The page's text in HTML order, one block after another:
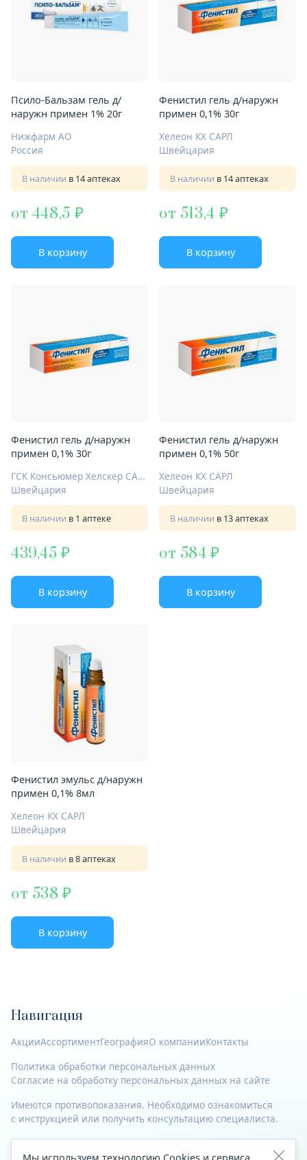
Псило-Бальзам гель д/
наружн примен 1% 20г
Нижфарм АО
Россия
В наличии в 14 аптеках
от 448,5
В корзину
Фенистил гель д/наружн
примен 0,1% 30г
Хелеон КХ САРЛ
Швейцария
В наличии в 14 аптеках
от 513,4
В корзину
Фенистил гель д/наружн
примен 0,1% 30г
ГСК Консьюмер Хелскер САРЛ
Швейцария
В наличии в 1 аптеке
439,45
В корзину
Фенистил гель д/наружн
примен 0,1% 50г
Хелеон КХ САРЛ
Швейцария
В наличии в 13 аптеках
от 584
В корзину
Фенистил эмульс д/наружн
примен 0,1% 8мл
Хелеон КХ САРЛ
Швейцария
В наличии в 8 аптеках
от 538
В корзину
Навигация
АкцииАссортиментГеографияО компанииКонтакты
Политика обработки персональных данных
Согласие на обработку персональных данных на сайте
Имеются противопоказания. Необходимо ознакомиться
с инструкцией или получить консультацию специалиста.
© 2023—2026 Все права защищены.